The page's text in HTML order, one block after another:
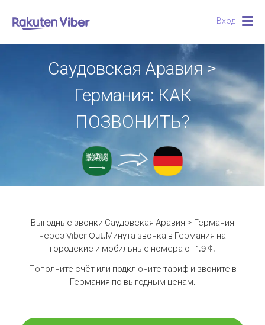
Вход
Саудовская Аравия >
Германия: КАК
ПОЗВОНИТЬ?
Выгодные звонки Саудовская Аравия > Германия
через Viber Out.Минута звонка в Германия на
городские и мобильные номера от 1.9 ¢.
Пополните счёт или подключите тариф и звоните в
Германия по выгодным ценам.